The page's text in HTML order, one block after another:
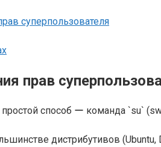
суперпользователя
прав
способ ー команда `su`
дистрибутивов (Ubuntu,